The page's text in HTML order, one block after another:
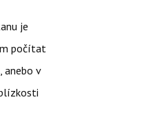
je
počítat
anebo v